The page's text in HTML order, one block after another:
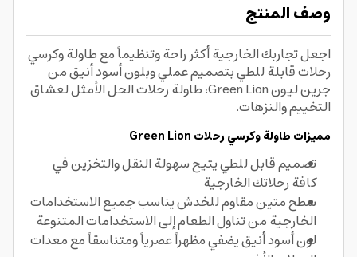
وصف المنتج
اجعل تجاربك الخارجية أكثر راحة وتنظيماً مع طاولة وكرسي
رحلات قابلة للطي بتصميم عملي وبلون أسود أنيق من
جرين ليون Green Lion، طاولة رحلات الحل الأمثل لعشاق
التخييم والنزهات.
مميزات طاولة وكرسي رحلات Green Lion
تصميم قابل للطي يتيح سهولة النقل والتخزين في
كافة رحلاتك الخارجية
سطح متين مقاوم للخدش يناسب جميع الاستخدامات
الخارجية من تناول الطعام إلى الاستخدامات المتنوعة
لون أسود أنيق يضفي مظهراً عصرياً ومتناسقاً مع معدات